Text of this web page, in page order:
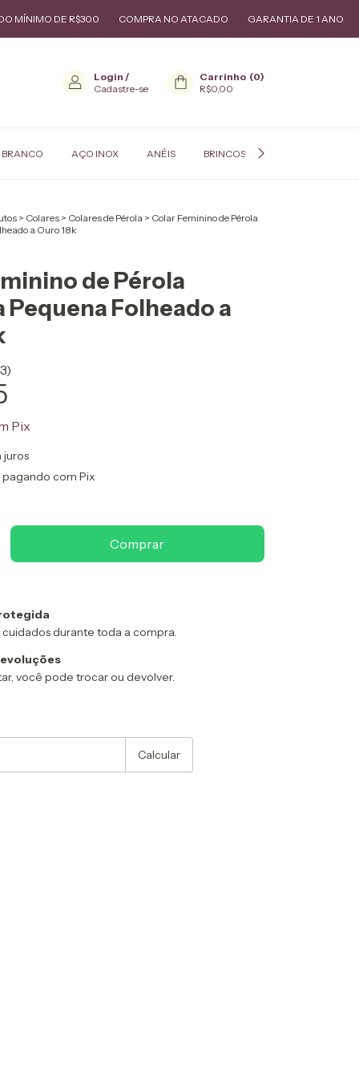
DE R$300 COMPRA NO ATACADO GARANTIA DE 1 ANO
Login /
Cadastre-se
Carrinho (0)
R$0,00
AÇO INOX ANÉIS BRINCOS
> Colares > Colares de Pérola > Colar Feminino de Pérola
a Ouro 18k
de Pérola
Pequena Folheado a
Pix
juros
pagando com Pix
cuidados durante toda a compra.
você pode trocar ou devolver.
Calcular